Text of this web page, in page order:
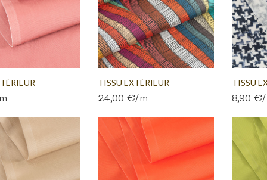
TISSU EXTÈRIEUR
ETHNIQUE...
24,00 €/m
TISSU
8,90